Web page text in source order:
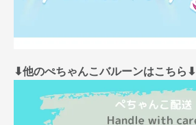
⬇︎他のぺちゃんこバルーンはこちら⬇︎